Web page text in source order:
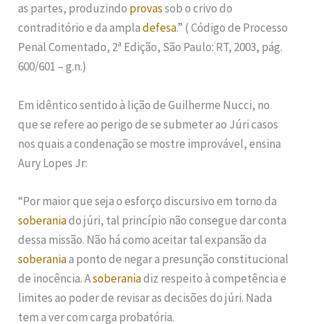
as partes, produzindo provassob o crivo do
contraditório e da ampladefesa.” ( Código de Processo
Penal Comentado, 2ª Edição, São Paulo: RT, 2003, pág.
600/601 – g.n.)
Em idêntico sentido à lição de Guilherme Nucci, no
que se refere ao perigo de se submeter ao Júri casos
nos quais a condenação se mostre improvável, ensina
Aury Lopes Jr:
“Por maior que seja o esforço discursivo em torno da
soberaniado júri, tal princípio não consegue dar conta
dessa missão. Não há como aceitar tal expansão da
soberaniaa ponto de negar a presunção constitucional
de inocência. Asoberaniadiz respeito à competência e
limites ao poder de revisar as decisões do júri. Nada
tem a ver com carga probatória.